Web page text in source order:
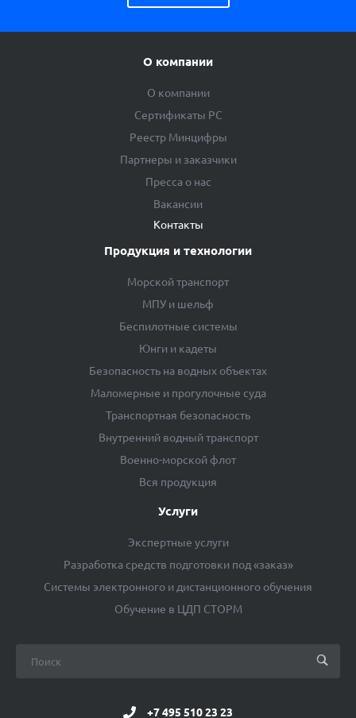
О компании
О компании
Сертификаты РС
Реестр Минцифры
Партнеры и заказчики
Пресса о нас
Вакансии
Контакты
Продукция и технологии
Морской транспорт
МПУ и шельф
Беспилотные системы
Юнги и кадеты
Безопасность на водных объектах
Маломерные и прогулочные суда
Транспортная безопасность
Внутренний водный транспорт
Военно-морской флот
Вся продукция
Услуги
Экспертные услуги
Разработка средств подготовки под «заказ»
Системы электронного и дистанционного обучения
Обучение в ЦДП СТОРМ
+7 495 510 23 23